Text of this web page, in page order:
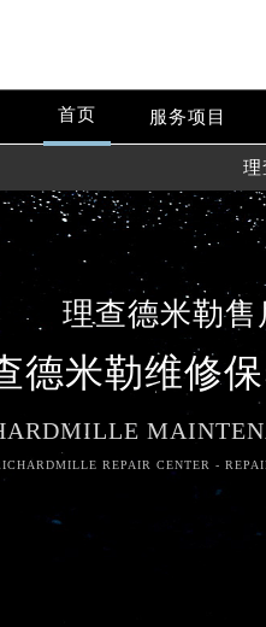
首页 服务项目
理
理查德米勒
德米勒维修
REPAIR CENTER -